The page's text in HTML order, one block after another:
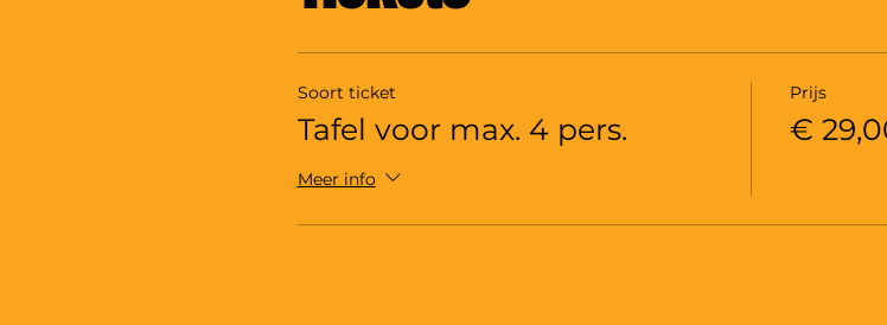
Soort ticket
Tafel voor max. 4 pers.
Meer info
Prijs
€